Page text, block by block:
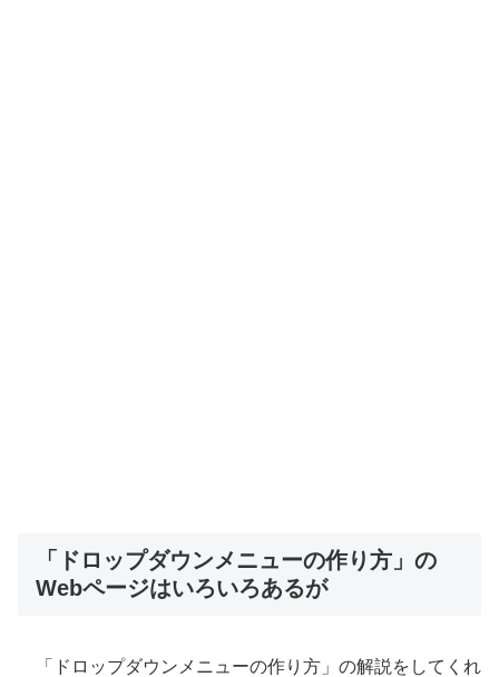
「ドロップダウンメニューの作り方」の
Webページはいろいろあるが
「ドロップダウンメニューの作り方」の解説をしてくれ